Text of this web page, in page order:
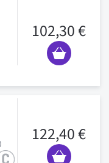
102,30 €
122,40 €